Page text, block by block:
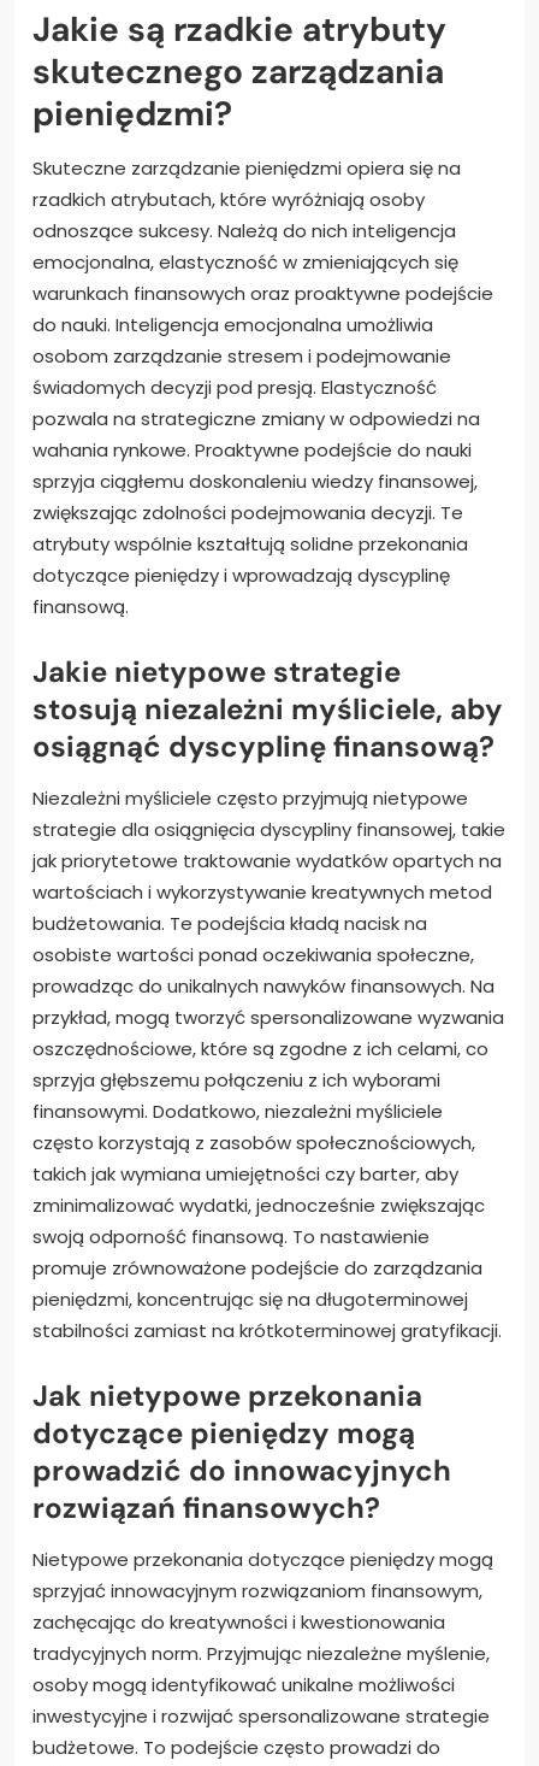
Jakie są rzadkie atrybuty
skutecznego zarządzania
pieniędzmi?
Skuteczne zarządzanie pieniędzmi opiera się na
rzadkich atrybutach, które wyróżniają osoby
odnoszące sukcesy. Należą do nich inteligencja
emocjonalna, elastyczność w zmieniających się
warunkach finansowych oraz proaktywne podejście
do nauki. Inteligencja emocjonalna umożliwia
osobom zarządzanie stresem i podejmowanie
świadomych decyzji pod presją. Elastyczność
pozwala na strategiczne zmiany w odpowiedzi na
wahania rynkowe. Proaktywne podejście do nauki
sprzyja ciągłemu doskonaleniu wiedzy finansowej,
zwiększając zdolności podejmowania decyzji. Te
atrybuty wspólnie kształtują solidne przekonania
dotyczące pieniędzy i wprowadzają dyscyplinę
finansową.
Jakie nietypowe strategie
stosują niezależni myśliciele, aby
osiągnąć dyscyplinę finansową?
Niezależni myśliciele często przyjmują nietypowe
strategie dla osiągnięcia dyscypliny finansowej, takie
jak priorytetowe traktowanie wydatków opartych na
wartościach i wykorzystywanie kreatywnych metod
budżetowania. Te podejścia kładą nacisk na
osobiste wartości ponad oczekiwania społeczne,
prowadząc do unikalnych nawyków finansowych. Na
przykład, mogą tworzyć spersonalizowane wyzwania
oszczędnościowe, które są zgodne z ich celami, co
sprzyja głębszemu połączeniu z ich wyborami
finansowymi. Dodatkowo, niezależni myśliciele
często korzystają z zasobów społecznościowych,
takich jak wymiana umiejętności czy barter, aby
zminimalizować wydatki, jednocześnie zwiększając
swoją odporność finansową. To nastawienie
promuje zrównoważone podejście do zarządzania
pieniędzmi, koncentrując się na długoterminowej
stabilności zamiast na krótkoterminowej gratyfikacji.
Jak nietypowe przekonania
dotyczące pieniędzy mogą
prowadzić do innowacyjnych
rozwiązań finansowych?
Nietypowe przekonania dotyczące pieniędzy mogą
sprzyjać innowacyjnym rozwiązaniom finansowym,
zachęcając do kreatywności i kwestionowania
tradycyjnych norm. Przyjmując niezależne myślenie,
osoby mogą identyfikować unikalne możliwości
inwestycyjne i rozwijać spersonalizowane strategie
budżetowe. To podejście często prowadzi do